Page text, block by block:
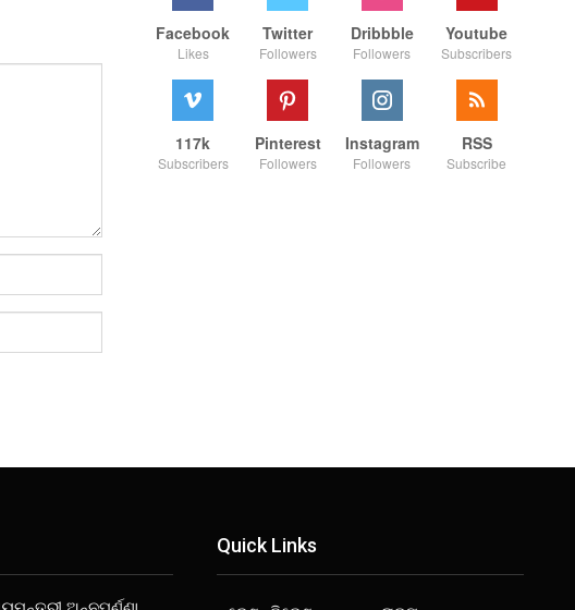
Facebook
Likes
Twitter
Followers
Dribbble
Followers
Youtube
Subscribers
117k
Subscribers
Pinterest
Followers
Instagram
Followers
RSS
Subscribe
Quick Links